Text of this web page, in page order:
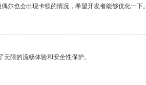
尔也会出现卡顿的情况，希望开发者能够优化一下。
限的流畅体验和安全性保护。